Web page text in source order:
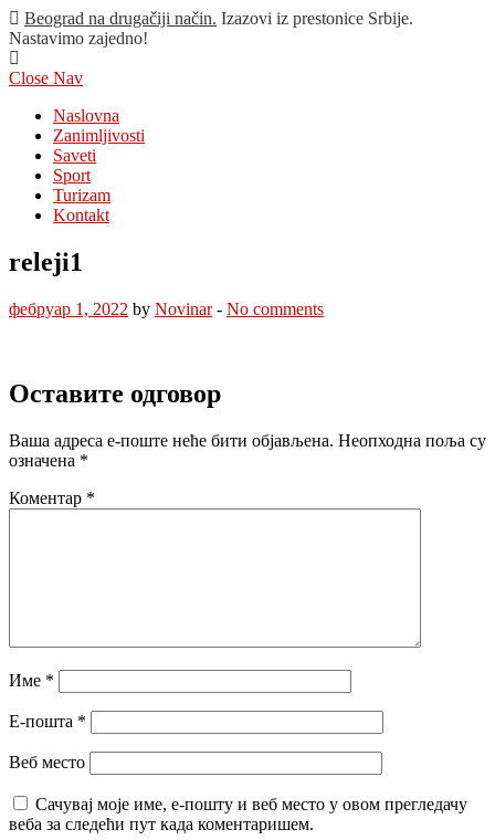
Beograd na drugačiji način. Izazovi iz prestonice Srbije.
Nastavimo zajedno!
Close Nav
Naslovna
Zanimljivosti
Saveti
Sport
Turizam
Kontakt
releji1
фебруар 1, 2022 by Novinar- No comments
Оставите одговор
Ваша адреса е-поште неће бити објављена. Неопходна поља су
означена *
Коментар *
Име *
Е-пошта *
Веб место
Сачувај моје име, е-пошту и веб место у овом прегледачу
веба за следећи пут када коментаришем.